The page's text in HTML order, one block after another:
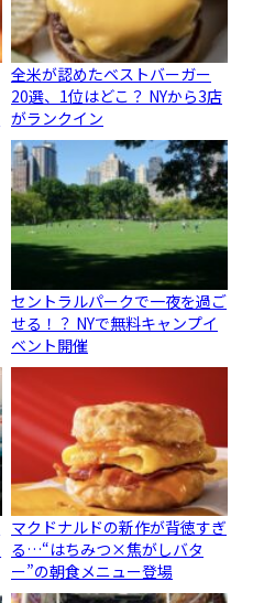
全米が認めたベストバーガー
20選、1位はどこ？ NYから3店
がランクイン
セントラルパークで一夜を過ご
せる！？ NYで無料キャンプイ
ベント開催
マクドナルドの新作が背徳すぎ
る…“はちみつ×焦がしバタ
ー”の朝食メニュー登場